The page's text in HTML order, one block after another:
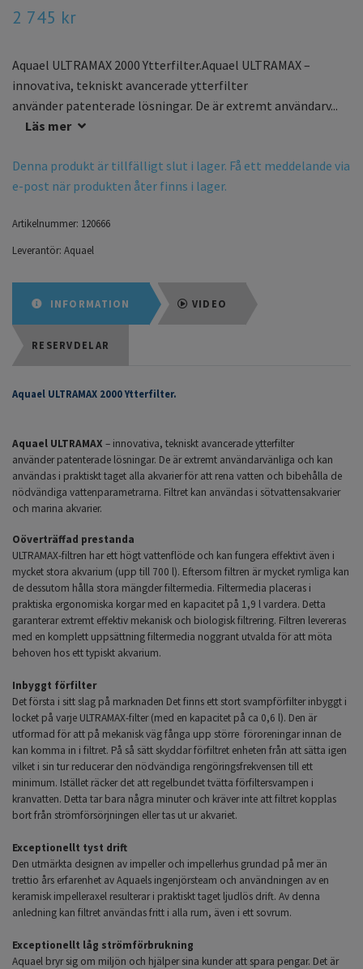
2 745 kr
Aquael ULTRAMAX 2000 Ytterfilter.Aquael ULTRAMAX –
innovativa, tekniskt avancerade ytterfilter
använder patenterade lösningar. De är extremt användarv...
Läs mer
Denna produkt är tillfälligt slut i lager. Få ett meddelande via
e-post när produkten åter finns i lager.
Artikelnummer: 120666
Leverantör: Aquael
INFORMATION VIDEO
RESERVDELAR
Aquael ULTRAMAX 2000 Ytterfilter.
Aquael ULTRAMAX – innovativa, tekniskt avancerade ytterfilter
använderpatenterade lösningar. De är extremt användarvänliga och kan
användas i praktiskt taget alla akvarier för att rena vatten och bibehålla de
nödvändiga vattenparametrarna. Filtret kan användas i sötvattensakvarier
och marina akvarier.
Oöverträffad prestanda
ULTRAMAX-filtren har ett högt vattenflöde och kan fungera effektivt även i
mycket stora akvarium (upp till 700 l). Eftersom filtren är mycket rymliga kan
de dessutom hålla stora mängder filtermedia. Filtermedia placeras i
praktiska ergonomiska korgar med en kapacitet på 1,9 l vardera. Detta
garanterar extremt effektiv mekanisk och biologisk filtrering. Filtren levereras
med en komplett uppsättning filtermedia noggrant utvalda för att möta
behoven hos ett typiskt akvarium.
Inbyggt förfilter
Det första i sitt slag på marknaden Det finns ett stort svampförfilter inbyggt i
locket på varje ULTRAMAX-filter (med en kapacitet på ca 0,6 l). Den är
utformad för att på mekanisk väg fånga upp större föroreningar innan de
kan komma in i filtret. På så sätt skyddar förfiltret enheten från att sätta igen
vilket i sin tur reducerar den nödvändiga rengöringsfrekvensen till ett
minimum. Istället räcker det att regelbundet tvätta förfiltersvampen i
kranvatten. Detta tar bara några minuter och kräver inte att filtret kopplas
bort från strömförsörjningen eller tas ut ur akvariet.
Exceptionellt tyst drift
Den utmärkta designen av impeller och impellerhus grundad på mer än
trettio års erfarenhet av Aquaels ingenjörsteam och användningen av en
keramisk impelleraxel resulterar i praktiskt taget ljudlös drift. Av denna
anledning kan filtret användas fritt i alla rum, även i ett sovrum.
Exceptionellt låg strömförbrukning
Aquael bryr sig om miljön och hjälper sina kunder att spara pengar. Det är